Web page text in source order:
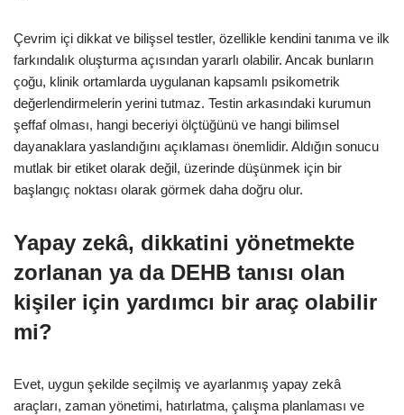
Çevrim içi dikkat ve bilişsel testler, özellikle kendini tanıma ve ilk
farkındalık oluşturma açısından yararlı olabilir. Ancak bunların
çoğu, klinik ortamlarda uygulanan kapsamlı psikometrik
değerlendirmelerin yerini tutmaz. Testin arkasındaki kurumun
şeffaf olması, hangi beceriyi ölçtüğünü ve hangi bilimsel
dayanaklara yaslandığını açıklaması önemlidir. Aldığın sonucu
mutlak bir etiket olarak değil, üzerinde düşünmek için bir
başlangıç noktası olarak görmek daha doğru olur.
Yapay zekâ, dikkatini yönetmekte
zorlanan ya da DEHB tanısı olan
kişiler için yardımcı bir araç olabilir
mi?
Evet, uygun şekilde seçilmiş ve ayarlanmış yapay zekâ
araçları, zaman yönetimi, hatırlatma, çalışma planlaması ve